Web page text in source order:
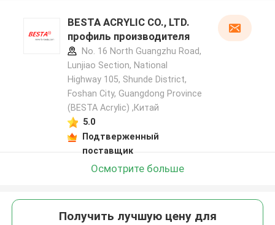
BESTA ACRYLIC CO., LTD.
профиль производителя
No. 16 North Guangzhu Road,
Lunjiao Section, National
Highway 105, Shunde District,
Foshan City, Guangdong Province
(BESTA Acrylic) ,Китай
5.0
Подтверженный
поставщик
Осмотрите больше
Получить лучшую цену для